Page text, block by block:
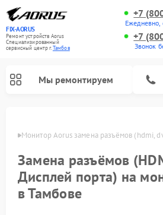
FIX-AORUS
Ремонт устройств Aorus
Специализированный
cервисный центр г.Тамбов
+7
+7
Звонок
Мы ремонтируем
Монитор Aorus замена разъёмов (hdmi,
Замена разъёмов
Дисплей порта) на
в Тамбове